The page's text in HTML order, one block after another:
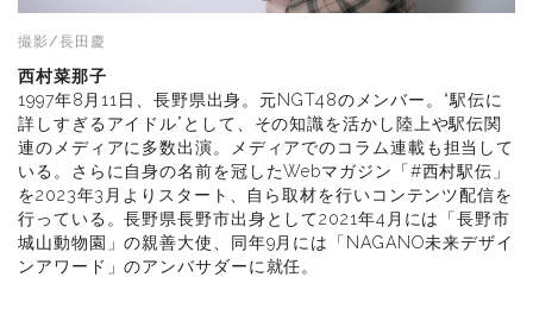
撮影/長田慶
西村菜那子
1997年8月11日、長野県出身。元NGT48のメンバー。“駅伝に
詳しすぎるアイドル”として、その知識を活かし陸上や駅伝関
連のメディアに多数出演。メディアでのコラム連載も担当して
いる。さらに自身の名前を冠したWebマガジン「#西村駅伝」
を2023年3月よりスタート、自ら取材を行いコンテンツ配信を
行っている。長野県長野市出身として2021年4月には「長野市
城山動物園」の親善大使、同年9月には「NAGANO未来デザイ
ンアワード」のアンバサダーに就任。